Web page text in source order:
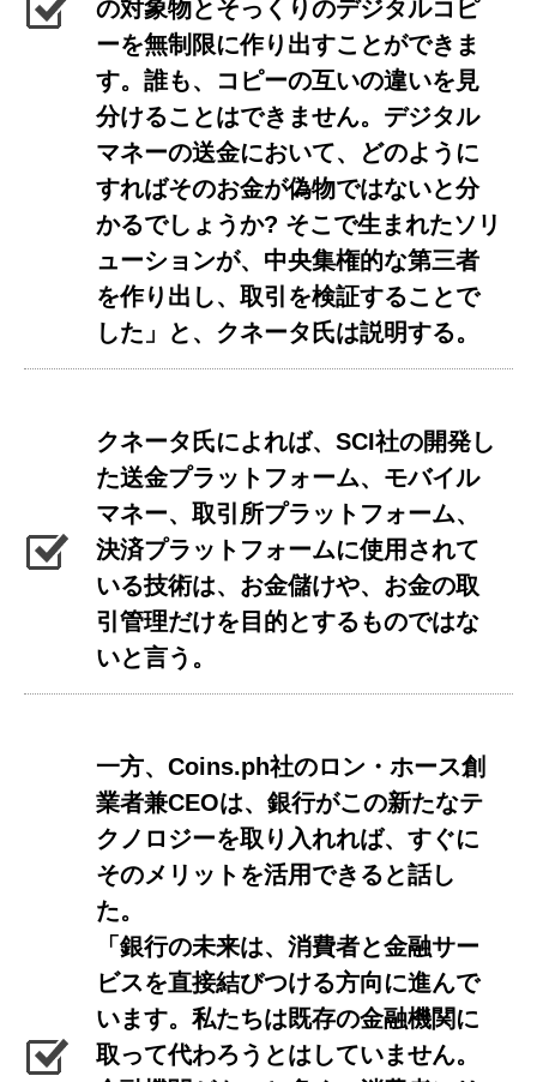
の対象物とそっくりのデジタルコピ
ーを無制限に作り出すことができま
す。誰も、コピーの互いの違いを見
分けることはできません。デジタル
マネーの送金において、どのように
すればそのお金が偽物ではないと分
かるでしょうか? そこで生まれたソリ
ューションが、中央集権的な第三者
を作り出し、取引を検証することで
した」と、クネータ氏は説明する。
クネータ氏によれば、SCI社の開発し
た送金プラットフォーム、モバイル
マネー、取引所プラットフォーム、
決済プラットフォームに使用されて
いる技術は、お金儲けや、お金の取
引管理だけを目的とするものではな
いと言う。
一方、Coins.ph社のロン・ホース創
業者兼CEOは、銀行がこの新たなテ
クノロジーを取り入れれば、すぐに
そのメリットを活用できると話し
た。
「銀行の未来は、消費者と金融サー
ビスを直接結びつける方向に進んで
います。私たちは既存の金融機関に
取って代わろうとはしていません。